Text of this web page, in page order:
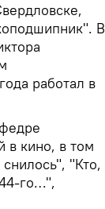
В
работал в
в кино, в том
"Кто,
го…",